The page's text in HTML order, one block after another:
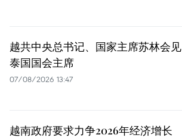
越共中央总书记、国家主席苏林会见
泰国国会主席
07/08/2026 13:47
越南政府要求力争2026年经济增长